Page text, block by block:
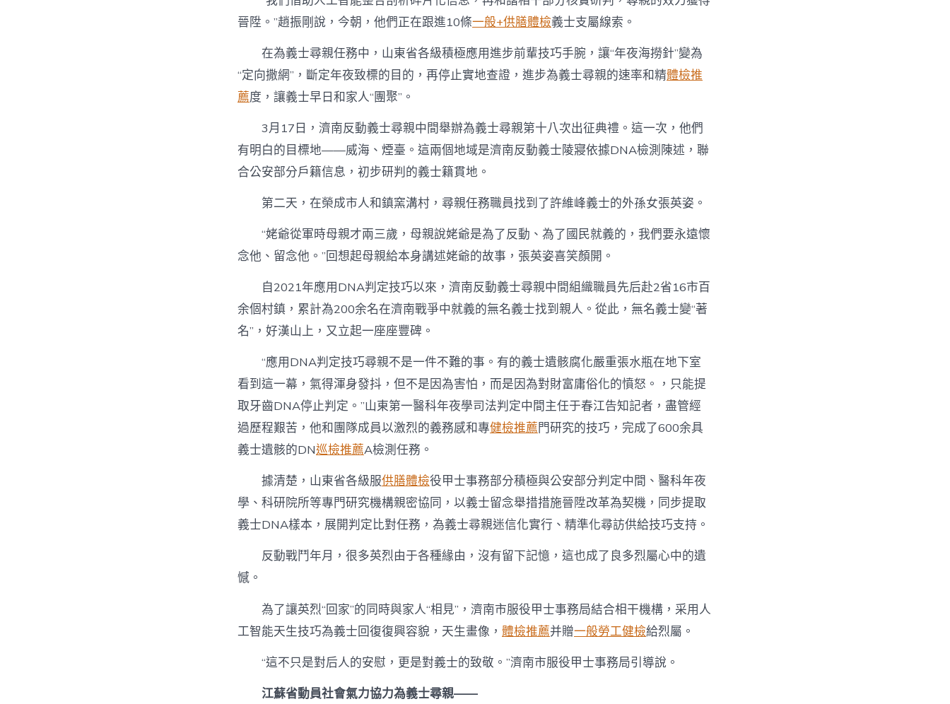
晉陞。”趙振剛說，今朝，他們正在跟進10條一般+供膳體檢義士支屬線索。
在為義士尋親任務中，山東省各級積極應用進步前輩技巧手腕，讓“年夜海撈針”變為
“定向撒網”，斷定年夜致標的目的，再停止實地查證，進步為義士尋親的速率和精體檢推
薦度，讓義士早日和家人“團聚”。
3月17日，濟南反動義士尋親中間舉辦為義士尋親第十八次出征典禮。這一次，他們
有明白的目標地——威海、煙臺。這兩個地域是濟南反動義士陵寢依據DNA檢測陳述，聯
合公安部分戶籍信息，初步研判的義士籍貫地。
第二天，在榮成市人和鎮窯溝村，尋親任務職員找到了許維峰義士的外孫女張英姿。
“姥爺從軍時母親才兩三歲，母親說姥爺是為了反動、為了國民就義的，我們要永遠懷
念他、留念他。”回想起母親給本身講述姥爺的故事，張英姿喜笑顏開。
自2021年應用DNA判定技巧以來，濟南反動義士尋親中間組織職員先后赴2省16市百
余個村鎮，累計為200余名在濟南戰爭中就義的無名義士找到親人。從此，無名義士變“著
名”，好漢山上，又立起一座座豐碑。
“應用DNA判定技巧尋親不是一件不難的事。有的義士遺骸腐化嚴重張水瓶在地下室
看到這一幕，氣得渾身發抖，但不是因為害怕，而是因為對財富庸俗化的憤怒。，只能提
取牙齒DNA停止判定。”山東第一醫科年夜學司法判定中間主任于春江告知記者，盡管經
過歷程艱苦，他和團隊成員以激烈的義務感和專健檢推薦門研究的技巧，完成了600余具
義士遺骸的DN巡檢推薦A檢測任務。
據清楚，山東省各級服供膳體檢役甲士事務部分積極與公安部分判定中間、醫科年夜
學、科研院所等專門研究機構親密協同，以義士留念舉措措施晉陞改革為契機，同步提取
義士DNA樣本，展開判定比對任務，為義士尋親迷信化實行、精準化尋訪供給技巧支持。
反動戰鬥年月，很多英烈由于各種緣由，沒有留下記憶，這也成了良多烈屬心中的遺
憾。
為了讓英烈“回家”的同時與家人“相見”，濟南市服役甲士事務局結合相干機構，采用人
工智能天生技巧為義士回復復興容貌，天生畫像， 體檢推薦并贈一般勞工健檢給烈屬。
“這不只是對后人的安慰，更是對義士的致敬。”濟南市服役甲士事務局引導說。
江蘇省動員社會氣力協力為義士尋親——